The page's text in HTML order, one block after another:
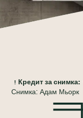
Кредит за снимка:
Снимка: Адам Мьорк